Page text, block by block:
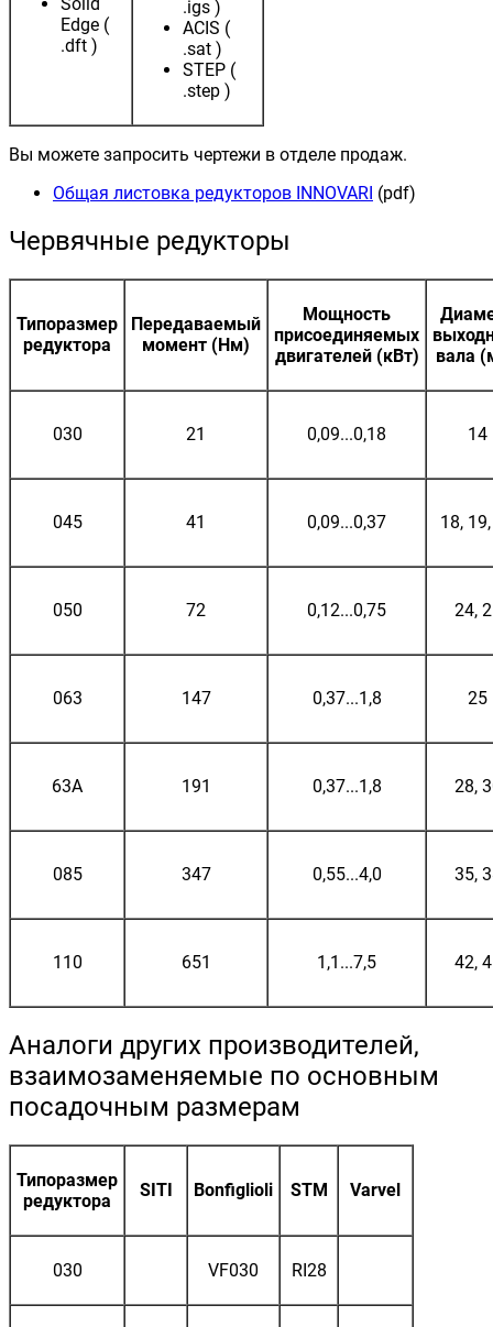
Edge (
.dft )
.igs )
ACIS (
.sat )
STEP (
.step )
Вы можете запросить чертежи в отделе продаж.
Общая листовка редукторов INNOVARI (pdf)
Червячные редукторы
Типоразмер
редуктора
Передаваемый
момент (Нм)
Мощность
присоединяемых
двигателей (кВт)
вала
030 21 0,09...0,18 14
045 41 0,09...0,37 18,
050 72 0,12...0,75 24,
063 147 0,37...1,8 25
63A 191 0,37...1,8 28,
085 347 0,55...4,0 35,
110 651 1,1...7,5 42,
Аналоги других производителей,
взаимозаменяемые по основным
посадочным размерам
Типоразмер
редуктора
SITI Bonfiglioli STM Varvel
030 VF030 RI28